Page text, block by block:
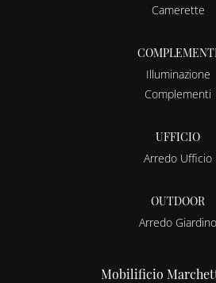
Camerette
Illuminazione
Complementi
UFFICIO
Arredo Ufficio
OUTDOOR
Arredo Giardino
Mobilificio